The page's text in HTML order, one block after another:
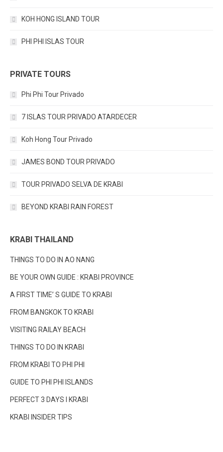
KOH HONG ISLAND TOUR
PHI PHI ISLAS TOUR
PRIVATE TOURS
Phi Phi Tour Privado
7 ISLAS TOUR PRIVADO ATARDECER
Koh Hong Tour Privado
JAMES BOND TOUR PRIVADO
TOUR PRIVADO SELVA DE KRABI
BEYOND KRABI RAIN FOREST
KRABI THAILAND
THINGS TO DO IN AO NANG
BE YOUR OWN GUIDE : KRABI PROVINCE
A FIRST TIME’ S GUIDE TO KRABI
FROM BANGKOK TO KRABI
VISITING RAILAY BEACH
THINGS TO DO IN KRABI
FROM KRABI TO PHI PHI
GUIDE TO PHI PHI ISLANDS
PERFECT 3 DAYS I KRABI
KRABI INSIDER TIPS